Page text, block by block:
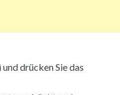
drücken Sie das